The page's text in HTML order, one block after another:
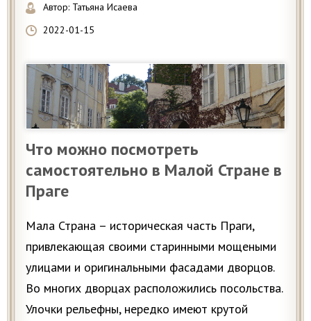
Автор: Татьяна Исаева
2022-01-15
Что можно посмотреть
самостоятельно в Малой Стране в
Праге
Мала Страна – историческая часть Праги,
привлекающая своими старинными мощеными
улицами и оригинальными фасадами дворцов.
Во многих дворцах расположились посольства.
Улочки рельефны, нередко имеют крутой